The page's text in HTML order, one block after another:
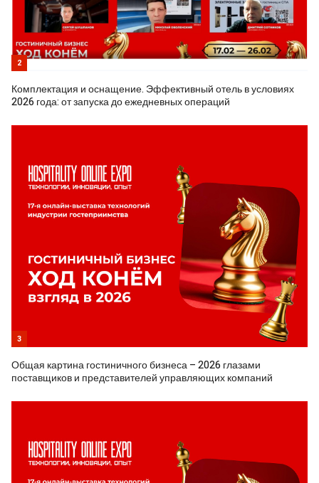
2
Комплектация и оснащение. Эффективный отель в условиях
2026 года: от запуска до ежедневных операций
3
Общая картина гостиничного бизнеса – 2026 глазами
поставщиков и представителей управляющих компаний